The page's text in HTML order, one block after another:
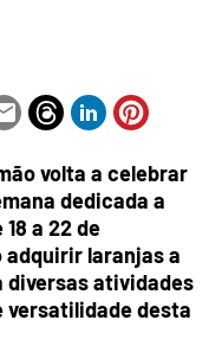
volta a celebrar
dedicada a
a 22 de
laranjas a
diversas atividades
versatilidade desta